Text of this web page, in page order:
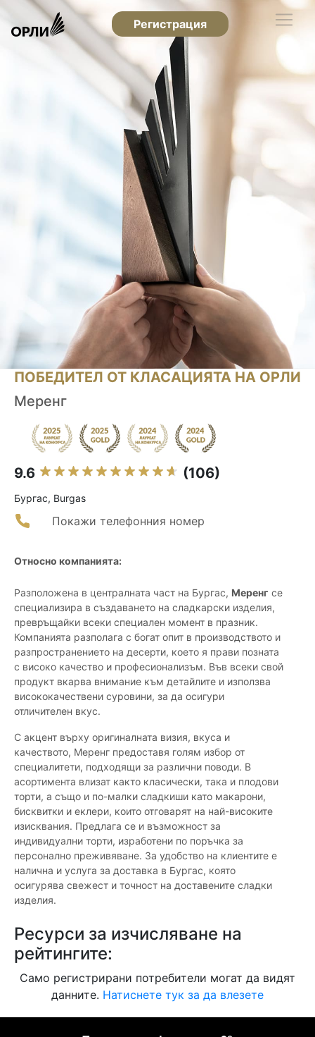
Регистрация
ПОБЕДИТЕЛ ОТ КЛАСАЦИЯТА НА ОРЛИ
Меренг
9.6 (106)
Бургас, Burgas
Покажи телефонния номер
Относно компанията:
Разположена в централната част на Бургас, Меренг се
специализира в създаването на сладкарски изделия,
превръщайки всеки специален момент в празник.
Компанията разполага с богат опит в производството и
разпространението на десерти, което я прави позната
с високо качество и професионализъм. Във всеки свой
продукт вкарва внимание към детайлите и използва
висококачествени суровини, за да осигури
отличителен вкус.
С акцент върху оригиналната визия, вкуса и
качеството, Меренг предоставя голям избор от
специалитети, подходящи за различни поводи. В
асортимента влизат както класически, така и плодови
торти, а също и по-малки сладкиши като макарони,
бисквитки и еклери, които отговарят на най-високите
изисквания. Предлага се и възможност за
индивидуални торти, изработени по поръчка за
персонално преживяване. За удобство на клиентите е
налична и услуга за доставка в Бургас, която
осигурява свежест и точност на доставените сладки
изделия.
Ресурси за изчисляване на
рейтингите:
Само регистрирани потребители могат да видят
данните. Натиснете тук за да влезете